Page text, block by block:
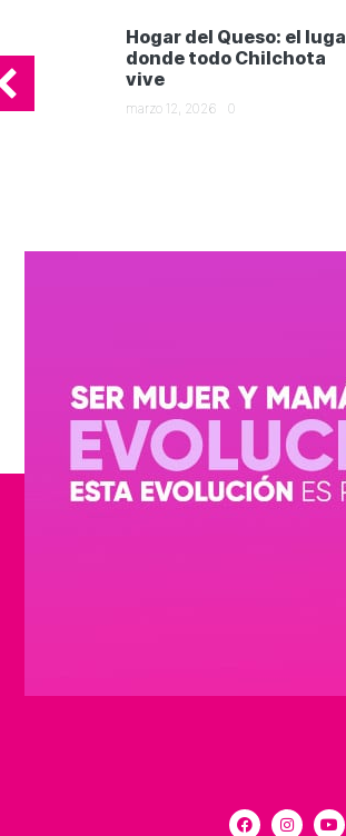
Hogar del Queso: el
donde todo Chilchota
vive
marzo 12, 2026 0